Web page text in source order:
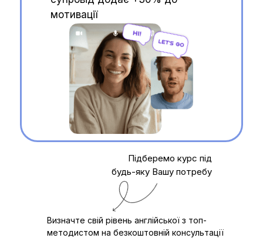
мотивації
Підберемо курс під
будь-яку Вашу потребу
Визначте свій рівень англійської з топ-
методистом на безкоштовній консультації